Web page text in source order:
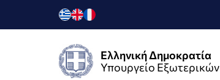
Ελληνική Δημοκρατία
Υπουργείο Εξωτερικών